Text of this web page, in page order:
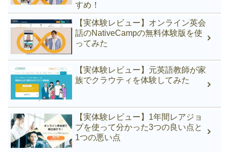
すめ！
【実体験レビュー】オンライン英会
話のNativeCampの無料体験版を使
ってみた
【実体験レビュー】元英語教師が家
族でクラウティを体験してみた
【実体験レビュー】1年間レアジョ
ブを使って分かった3つの良い点と
1つの悪い点